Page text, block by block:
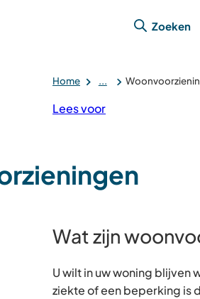
Zoeken
Home ...
Lees voor
Wat zijn
U wilt in uw woning blijven
ziekte of een beperking is